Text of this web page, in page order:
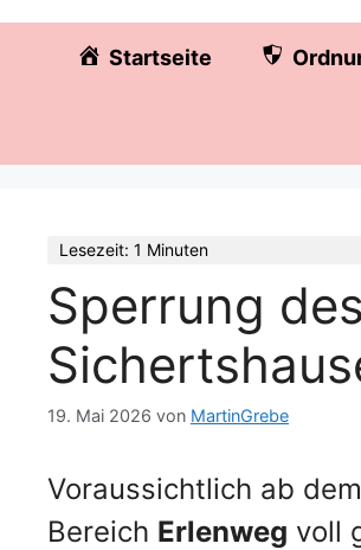
Startseite
Lesezeit: 1 Minuten
Sperrung
19. Mai 2026 von MartinGrebe
Voraussichtlich ab dem
Bereich Erlenweg voll